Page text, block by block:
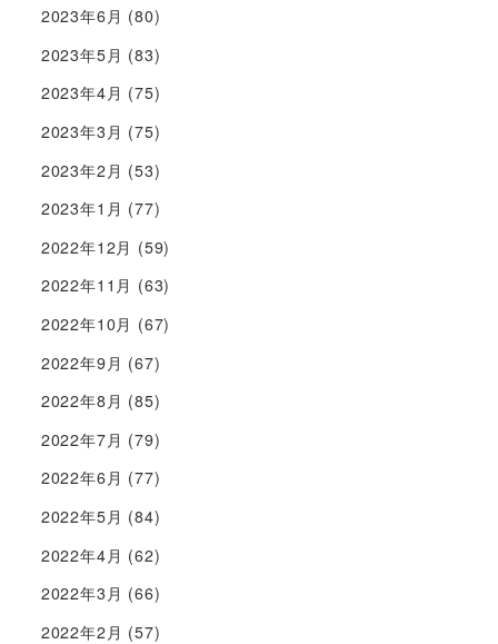
2023年6月 (80)
2023年5月 (83)
2023年4月 (75)
2023年3月 (75)
2023年2月 (53)
2023年1月 (77)
2022年12月 (59)
2022年11月 (63)
2022年10月 (67)
2022年9月 (67)
2022年8月 (85)
2022年7月 (79)
2022年6月 (77)
2022年5月 (84)
2022年4月 (62)
2022年3月 (66)
2022年2月 (57)